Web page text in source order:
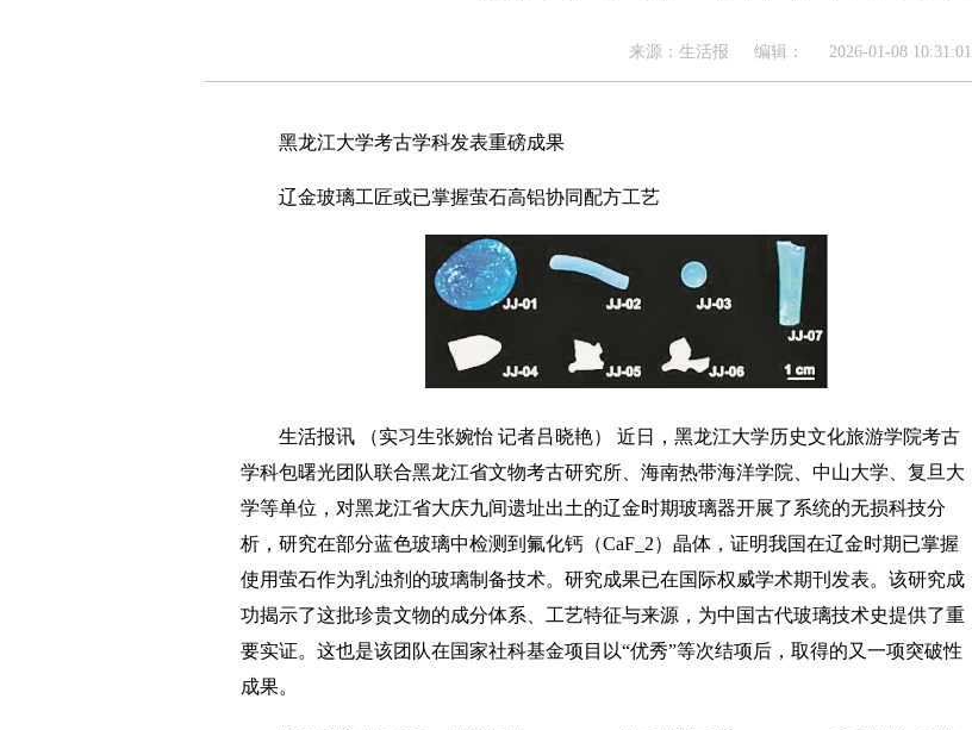
来源：生活报 编辑： 2026-01-08 10:31:01
黑龙江大学考古学科发表重磅成果
辽金玻璃工匠或已掌握萤石高铝协同配方工艺
生活报讯 （实习生张婉怡 记者吕晓艳） 近日，黑龙江大学历史文化旅游学院考古
学科包曙光团队联合黑龙江省文物考古研究所、海南热带海洋学院、中山大学、复旦大
学等单位，对黑龙江省大庆九间遗址出土的辽金时期玻璃器开展了系统的无损科技分
析，研究在部分蓝色玻璃中检测到氟化钙（CaF_2）晶体，证明我国在辽金时期已掌握
使用萤石作为乳浊剂的玻璃制备技术。研究成果已在国际权威学术期刊发表。该研究成
功揭示了这批珍贵文物的成分体系、工艺特征与来源，为中国古代玻璃技术史提供了重
要实证。这也是该团队在国家社科基金项目以“优秀”等次结项后，取得的又一项突破性
成果。